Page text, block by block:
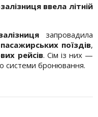
ввела літній
запровадила
поїздів,
рейсів. Сім із них —
системи бронювання.